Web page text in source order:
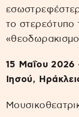
το
15 Μαΐου
Ιησού,